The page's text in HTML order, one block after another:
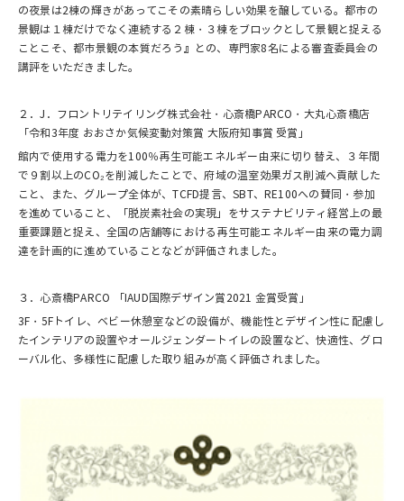
の夜景は2棟の輝きがあってこその素晴らしい効果を醸している。都市の
景観は１棟だけでなく連続する２棟・３棟をブロックとして景観と捉える
ことこそ、都市景観の本質だろう』との、専門家8名による審査委員会の
講評をいただきました。
２．J．フロントリテイリング株式会社・心斎橋PARCO・大丸心斎橋店
「令和3年度 おおさか気候変動対策賞 大阪府知事賞 受賞」
館内で使用する電力を100％再生可能エネルギー由来に切り替え、３年間
で９割以上のCO₂を削減したことで、府域の温室効果ガス削減へ貢献した
こと、また、グループ全体が、TCFD提言、SBT、RE100への賛同・参加
を進めていること、「脱炭素社会の実現」をサステナビリティ経営上の最
重要課題と捉え、全国の店舗等における再生可能エネルギー由来の電力調
達を計画的に進めていることなどが評価されました。
３．心斎橋PARCO 「IAUD国際デザイン賞2021 金賞受賞」
3F・5Fトイレ、ベビー休憩室などの設備が、機能性とデザイン性に配慮し
たインテリアの設置やオールジェンダートイレの設置など、快適性、グロ
ーバル化、多様性に配慮した取り組みが高く評価されました。